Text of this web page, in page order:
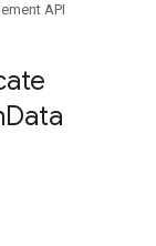
API
Data